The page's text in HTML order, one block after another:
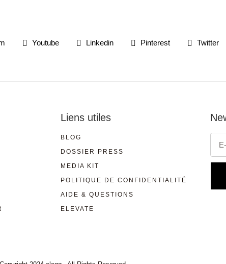
Youtube Linkedin Pinterest Twitter
Liens utiles
BLOG
DOSSIER PRESS
MEDIA KIT
POLITIQUE DE CONFIDENTIALITÉ
AIDE & QUESTIONS
ELEVATE